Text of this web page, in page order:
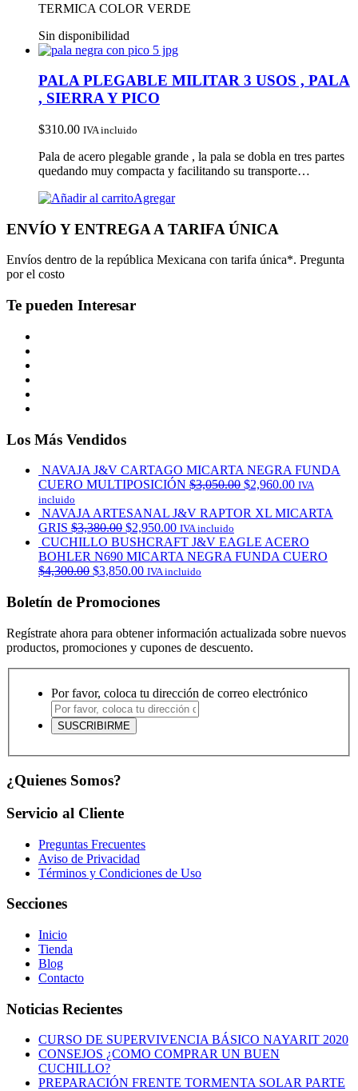
TERMICA COLOR VERDE
Sin disponibilidad
PALA PLEGABLE MILITAR 3 USOS , PALA
, SIERRA Y PICO
$310.00 IVA incluido
Pala de acero plegable grande , la pala se dobla en tres partes
quedando muy compacta y facilitando su transporte…
Agregar
ENVÍO Y ENTREGA A TARIFA ÚNICA
Envíos dentro de la república Mexicana con tarifa única*. Pregunta
por el costo
Te pueden Interesar
Los Más Vendidos
NAVAJA J&V CARTAGO MICARTA NEGRA FUNDA
CUERO MULTIPOSICIÓN $3,050.00 $2,960.00 IVA
incluido
NAVAJA ARTESANAL J&V RAPTOR XL MICARTA
GRIS $3,380.00 $2,950.00 IVA incluido
CUCHILLO BUSHCRAFT J&V EAGLE ACERO
BOHLER N690 MICARTA NEGRA FUNDA CUERO
$4,300.00 $3,850.00 IVA incluido
Boletín de Promociones
Regístrate ahora para obtener información actualizada sobre nuevos
productos, promociones y cupones de descuento.
Por favor, coloca tu dirección de correo electrónico
¿Quienes Somos?
Servicio al Cliente
Preguntas Frecuentes
Aviso de Privacidad
Términos y Condiciones de Uso
Secciones
Inicio
Tienda
Blog
Contacto
Noticias Recientes
CURSO DE SUPERVIVENCIA BÁSICO NAYARIT 2020
CONSEJOS ¿COMO COMPRAR UN BUEN
CUCHILLO?
PREPARACIÓN FRENTE TORMENTA SOLAR PARTE